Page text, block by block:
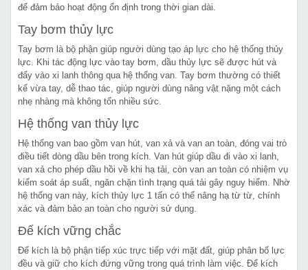
để đảm bảo hoạt động ổn định trong thời gian dài.
Tay bơm thủy lực
Tay bơm là bộ phận giúp người dùng tạo áp lực cho hệ thống thủy
lực. Khi tác động lực vào tay bơm, dầu thủy lực sẽ được hút và
đẩy vào xi lanh thông qua hệ thống van. Tay bơm thường có thiết
kế vừa tay, dễ thao tác, giúp người dùng nâng vật nặng một cách
nhẹ nhàng mà không tốn nhiều sức.
Hệ thống van thủy lực
Hệ thống van bao gồm van hút, van xả và van an toàn, đóng vai trò
điều tiết dòng dầu bên trong kích. Van hút giúp dầu đi vào xi lanh,
van xả cho phép dầu hồi về khi hạ tải, còn van an toàn có nhiệm vụ
kiểm soát áp suất, ngăn chặn tình trạng quá tải gây nguy hiểm. Nhờ
hệ thống van này, kích thủy lực 1 tấn có thể nâng hạ từ từ, chính
xác và đảm bảo an toàn cho người sử dụng.
Đế kích vững chắc
Đế kích là bộ phận tiếp xúc trực tiếp với mặt đất, giúp phân bố lực
đều và giữ cho kích đứng vững trong quá trình làm việc. Đế kích